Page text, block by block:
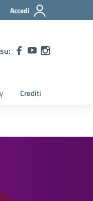
Accedi
Crediti